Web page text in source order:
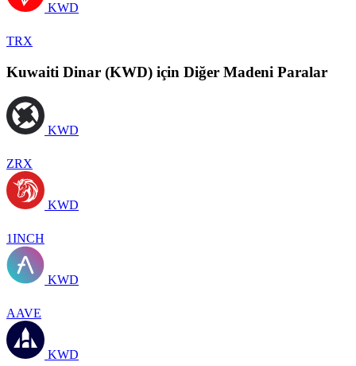
KWD
TRX
Kuwaiti Dinar (KWD) için Diğer Madeni Paralar
KWD
ZRX
KWD
1INCH
KWD
AAVE
KWD